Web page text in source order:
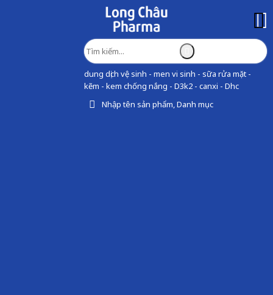
dung dịch vệ sinh - men vi sinh - sữa rửa mặt -
kẽm - kem chống nắng - D3k2 - canxi - Dhc
Nhập tên sản phẩm, Danh mục